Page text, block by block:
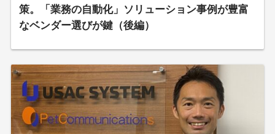
策。「業務の自動化」ソリューション事例が豊富
なベンダー選びが鍵（後編）